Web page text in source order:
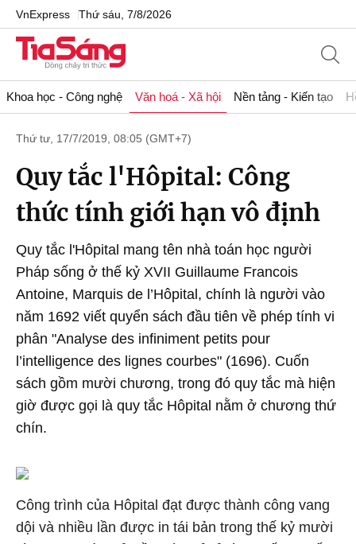
VnExpress Thứ sáu, 7/8/2026
Khoa học - Công nghệ Văn hoá - Xã hội Nền tảng - Kiến tạo
Thứ tư, 17/7/2019, 08:05 (GMT+7)
Quy tắc l'Hôpital: Công
thức tính giới hạn vô định
Quy tắc l'Hôpital mang tên nhà toán học người
Pháp sống ở thế kỷ XVII Guillaume Francois
Antoine, Marquis de l’Hôpital, chính là người vào
năm 1692 viết quyển sách đầu tiên về phép tính vi
phân "Analyse des infiniment petits pour
l’intelligence des lignes courbes" (1696). Cuốn
sách gồm mười chương, trong đó quy tắc mà hiện
giờ được gọi là quy tắc Hôpital nằm ở chương thứ
chín.
Công trình của Hôpital đạt được thành công vang
dội và nhiều lần được in tái bản trong thế kỷ mười